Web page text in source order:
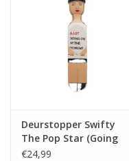
Deurstopper Swifty
The Pop Star (Going
On Outfit)
€24,99